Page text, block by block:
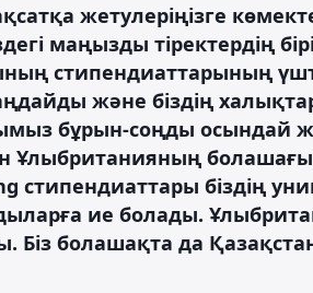
жетулеріңізге
маңызды тіректердің
стипендиаттарының
және біздің
бұрын-соңды осындай
Ұлыбританияның
стипендиаттары біздің
ие болады.
Біз болашақта да